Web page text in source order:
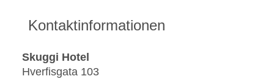
Kontaktinformationen
Skuggi Hotel
Hverfisgata 103